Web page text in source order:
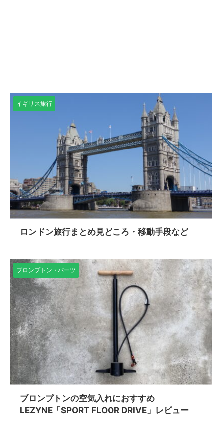
イギリス旅行
ロンドン旅行まとめ見どころ・移動手段など
ブロンプトン・パーツ
ブロンプトンの空気入れにおすすめ
LEZYNE「SPORT FLOOR DRIVE」レビュー